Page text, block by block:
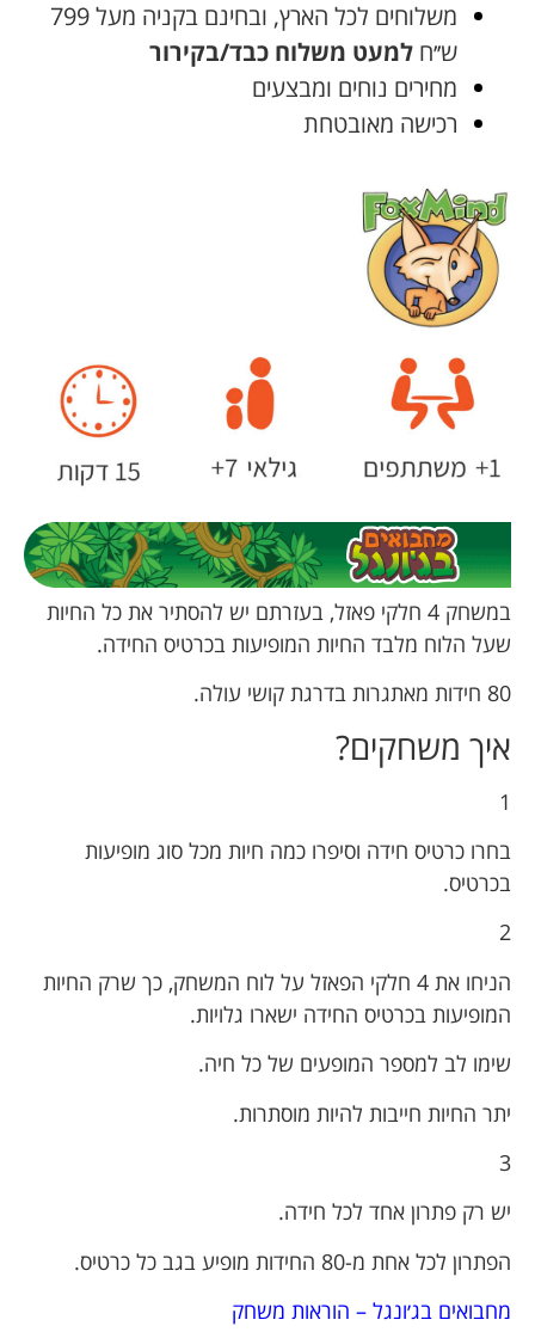
משלוחים לכל הארץ, ובחינם בקניה מעל 799
ש׳׳ח למעט משלוח כבד/בקירור
מחירים נוחים ומבצעים
רכישה מאובטחת
במשחק 4 חלקי פאזל, בעזרתם יש להסתיר את כל החיות
שעל הלוח מלבד החיות המופיעות בכרטיס החידה.
80 חידות מאתגרות בדרגת קושי עולה.
איך משחקים?
1
בחרו כרטיס חידה וסיפרו כמה חיות מכל סוג מופיעות
בכרטיס.
2
הניחו את 4 חלקי הפאזל על לוח המשחק, כך שרק החיות
המופיעות בכרטיס החידה ישארו גלויות.
שימו לב למספר המופעים של כל חיה.
יתר החיות חייבות להיות מוסתרות.
3
יש רק פתרון אחד לכל חידה.
הפתרון לכל אחת מ-80 החידות מופיע בגב כל כרטיס.
מחבואים בג׳ונגל – הוראות משחק